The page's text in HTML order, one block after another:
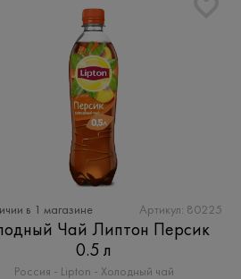
в 1 магазине Артикул: 80225
Чай Липтон Персик
0.5 л
Россия - Lipton - Холодный чай